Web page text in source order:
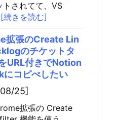
トされてて、VS
きを読む]
拡張のCreate Lin
のチケットタ
URL付きでNotion
にコピぺしたい
25]
拡張の Create